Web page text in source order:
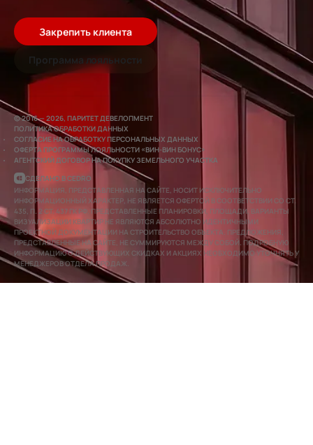
Закрепить клиента
Программа лояльности
© 2016 — 2026, ПАРИТЕТ ДЕВЕЛОПМЕНТ
ПОЛИТИКА ОБРАБОТКИ ДАННЫХ
СОГЛАСИЕ НА ОБРАБОТКУ ПЕРСОНАЛЬНЫХ ДАННЫХ
ОФЕРТА ПРОГРАММЫ ЛОЯЛЬНОСТИ «ВИН-ВИН БОНУС»
АГЕНТСКИЙ ДОГОВОР НА ПОКУПКУ ЗЕМЕЛЬНОГО УЧАСТКА
СДЕЛАНО В CEDRO
ИНФОРМАЦИЯ, ПРЕДСТАВЛЕННАЯ НА САЙТЕ, НОСИТ ИСКЛЮЧИТЕЛЬНО
ИНФОРМАЦИОННЫЙ ХАРАКТЕР, НЕ ЯВЛЯЕТСЯ ОФЕРТОЙ В СООТВЕТСТВИИ СО СТ.
435, П. 2 СТ. 437 ГК РФ. ПРЕДСТАВЛЕННЫЕ ПЛАНИРОВКИ, ПЛОЩАДИ, ВАРИАНТЫ
ВИЗУАЛИЗАЦИИ КВАРТИР НЕ ЯВЛЯЮТСЯ АБСОЛЮТНО ИДЕНТИЧНЫМИ
ПРОЕКТНОЙ ДОКУМЕНТАЦИИ НА СТРОИТЕЛЬСТВО ОБЪЕКТА. ПРЕДЛОЖЕНИЯ,
ПРЕДСТАВЛЕННЫЕ НА САЙТЕ, НЕ СУММИРУЮТСЯ МЕЖДУ СОБОЙ. ПОДРОБНУЮ
ИНФОРМАЦИЮ О ДЕЙСТВУЮЩИХ СКИДКАХ И АКЦИЯХ НЕОБХОДИМО УТОЧНЯТЬ У
МЕНЕДЖЕРОВ ОТДЕЛА ПРОДАЖ.